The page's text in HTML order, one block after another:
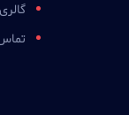
گالری